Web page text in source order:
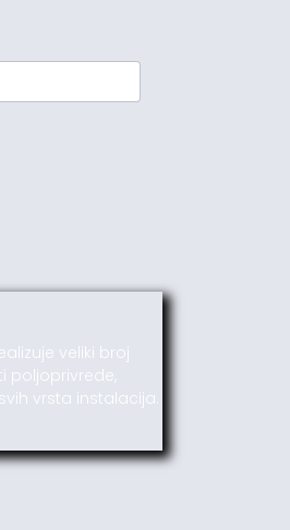
veliki broj
poljoprivrede,
vrsta instalacija.